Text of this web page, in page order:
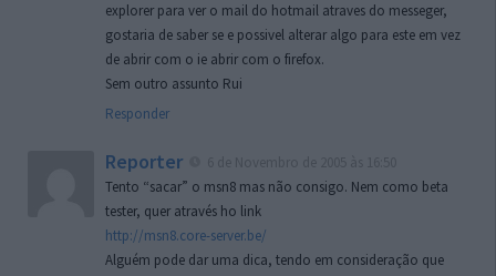
explorer para ver o mail do hotmail atraves do messeger,
gostaria de saber se e possivel alterar algo para este em vez
de abrir com o ie abrir com o firefox.
Sem outro assunto Rui
Responder
Reporter
Tento “sacar” o msn8 mas não consigo. Nem como beta
tester, quer através ho link
http://msn8.core-server.be/
Alguém pode dar uma dica, tendo em consideração que